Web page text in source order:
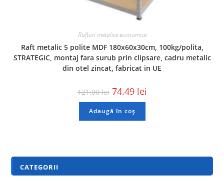
Rafturi metalice economice
Raft metalic 5 polite MDF 180x60x30cm, 100kg/polita,
STRATEGIC, montaj fara surub prin clipsare, cadru metalic
din otel zincat, fabricat in UE
121.00lei 74.49 lei
Adaugă în coș
CATEGORII